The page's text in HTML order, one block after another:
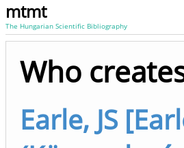
mtmt
The Hungarian Scientific Bibliography
Who
Earle, JS